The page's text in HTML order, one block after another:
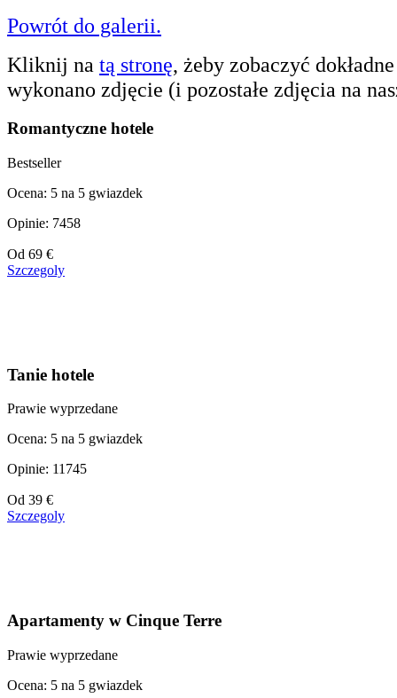
Powrót do galerii.
Kliknij na tą stronę, żeby zobaczyć
wykonano zdjęcie (i pozostałe zdjęcia na
Romantyczne hotele
Bestseller
Ocena: 5 na 5 gwiazdek
Opinie: 7458
Cena
od
Od 69 €
Szczegoly
Tanie hotele
Prawie wyprzedane
Ocena: 5 na 5 gwiazdek
Opinie: 11745
Cena
od
Od 39 €
Szczegoly
Apartamenty w Cinque Terre
Prawie wyprzedane
Ocena: 5 na 5 gwiazdek